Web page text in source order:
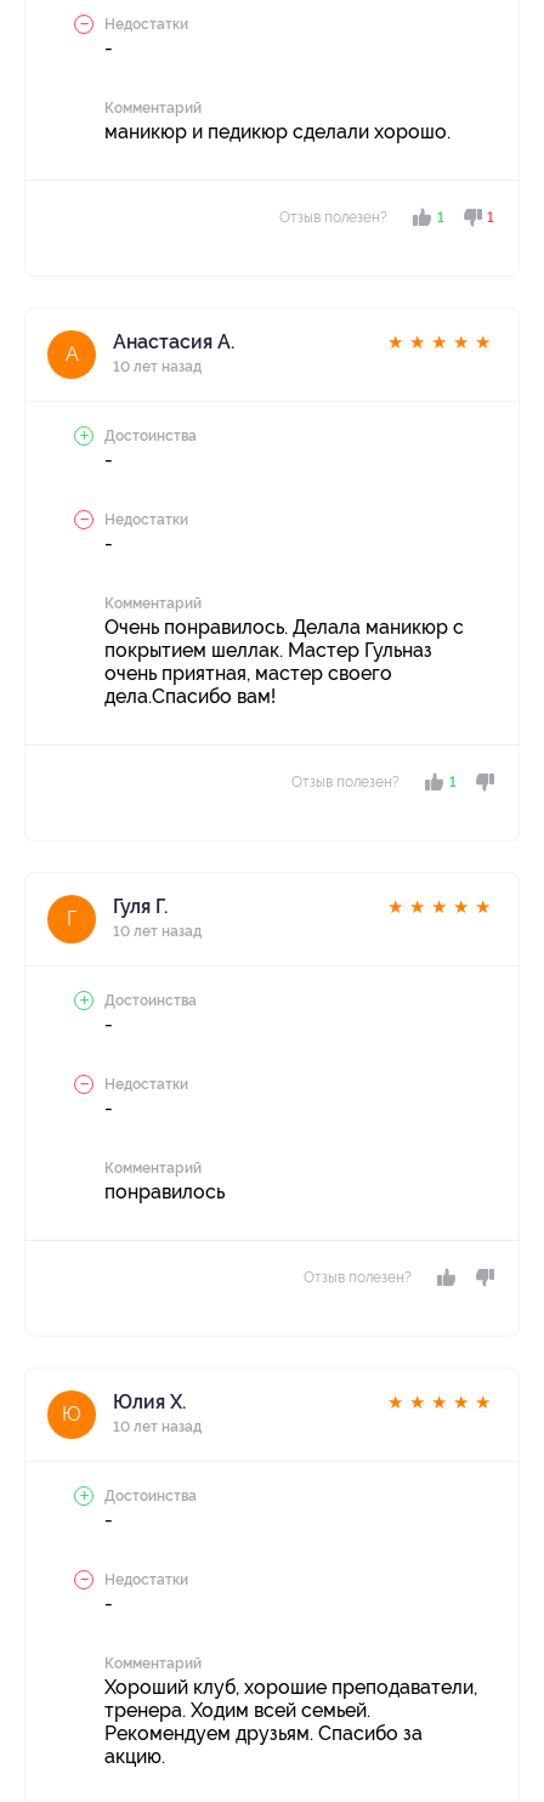
Недостатки
-
Комментарий
маникюр и педикюр сделали хорошо.
Отзыв полезен? 1 1
А
Анастасия А.
10 лет назад
★ ★ ★ ★ ★
Достоинства
-
Недостатки
-
Комментарий
Очень понравилось. Делала маникюр с
покрытием шеллак. Мастер Гульназ
очень приятная, мастер своего
дела.Спасибо вам!
Отзыв полезен? 1
Г
Гуля Г.
10 лет назад
★ ★ ★ ★ ★
Достоинства
-
Недостатки
-
Комментарий
понравилось
Отзыв полезен?
Ю
Юлия Х.
10 лет назад
★ ★ ★ ★ ★
Достоинства
-
Недостатки
-
Комментарий
Хороший клуб, хорошие преподаватели,
тренера. Ходим всей семьей.
Рекомендуем друзьям. Спасибо за
акцию.